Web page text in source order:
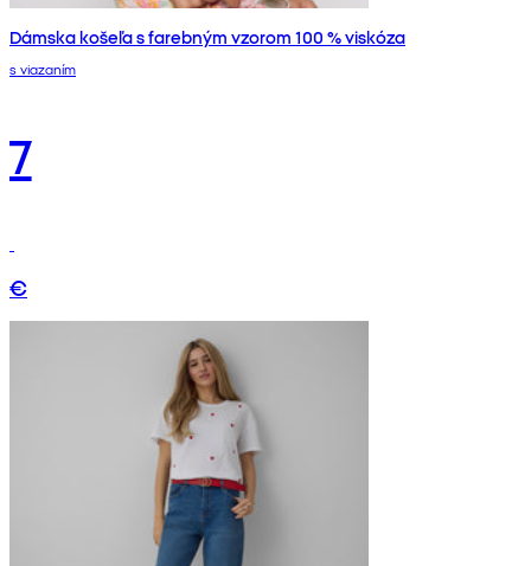
Dámska košeľa s farebným vzorom 100 % viskóza
s viazaním
7
€